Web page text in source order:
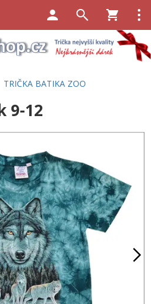
TRIČKA BATIKA ZOO
9-12